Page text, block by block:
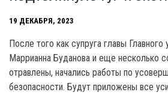
19 ДЕКАБРЯ, 2023
После того как супруга главы Главного
Маррианна Буданова и еще несколько
отравлены, начались работы по
безопасности. Будут приложены все